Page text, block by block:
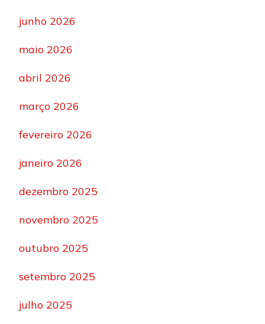
junho 2026
maio 2026
abril 2026
março 2026
fevereiro 2026
janeiro 2026
dezembro 2025
novembro 2025
outubro 2025
setembro 2025
julho 2025